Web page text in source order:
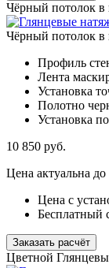
Чёрный потолок в
Чёрный потолок в
Профиль
Лента
Установка
Полотно
Установка
10 850 руб.
Цена актуальна
Цена с
Бесплатный
Заказать расчёт
Цветной